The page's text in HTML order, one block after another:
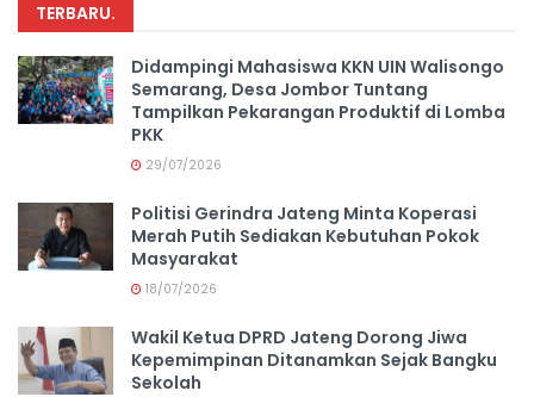
TERBARU.
Didampingi Mahasiswa KKN UIN Walisongo
Semarang, Desa Jombor Tuntang
Tampilkan Pekarangan Produktif di Lomba
PKK
29/07/2026
Politisi Gerindra Jateng Minta Koperasi
Merah Putih Sediakan Kebutuhan Pokok
Masyarakat
18/07/2026
Wakil Ketua DPRD Jateng Dorong Jiwa
Kepemimpinan Ditanamkan Sejak Bangku
Sekolah